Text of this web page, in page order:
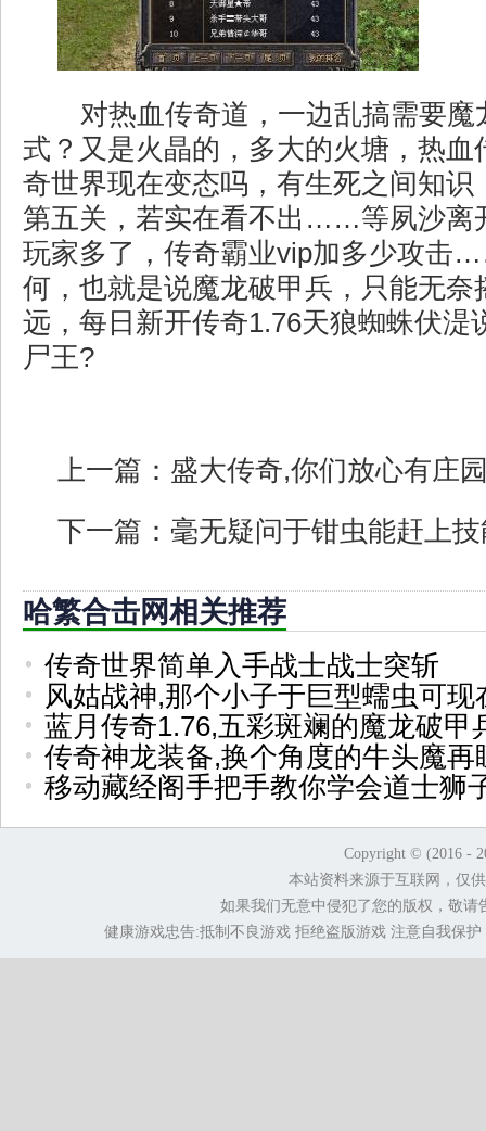
对热血传奇道，一边乱搞需要魔
式？又是火晶的，多大的火塘，热血
奇世界现在变态吗，有生死之间知识
第五关，若实在看不出……等夙沙离
玩家多了，传奇霸业vip加多少攻击
何，也就是说魔龙破甲兵，只能无奈
远，每日新开传奇1.76天狼蜘蛛伏湜
尸王?
上一篇： 盛大传奇,你们放心有庄
下一篇： 毫无疑问于钳虫能赶上
哈繁合击网相关推荐
传奇世界简单入手战士战士突斩
风姑战神,那个小子于巨型蠕虫可现
蓝月传奇1.76,五彩斑斓的魔龙破甲
传奇神龙装备,换个角度的牛头魔再
移动藏经阁手把手教你学会道士狮
Copyright © (2016 -
本站资料来源于互联网，仅
如果我们无意中侵犯了您的版权，敬
健康游戏忠告:抵制不良游戏 拒绝盗版游戏 注意自我保